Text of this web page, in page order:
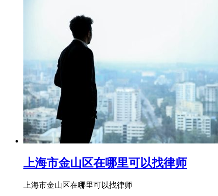
上海市金山区在哪里可以找律师
上海市金山区在哪里可以找律师